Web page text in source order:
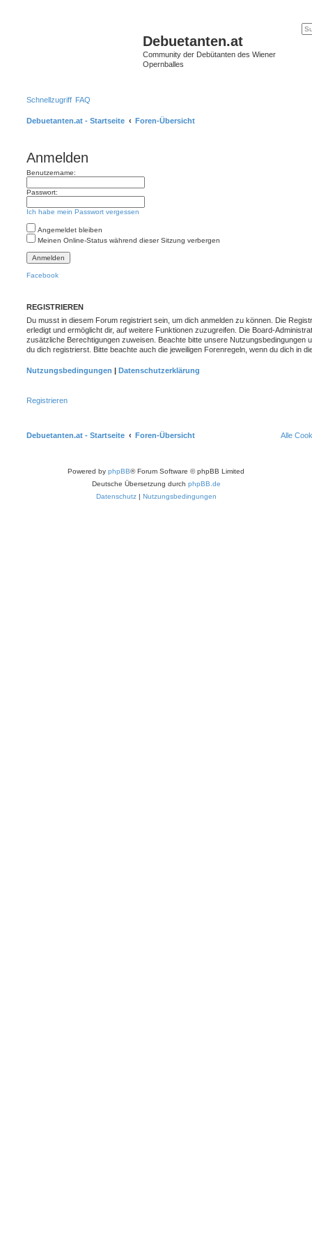
Debuetanten.at
Community der Debütanten des Wiener
Opernballes
Schnellzugriff FAQ
Debuetanten.at - Startseite Foren-Übersicht
Anmelden
Benutzername:
Passwort:
Ich habe mein Passwort vergessen
Angemeldet bleiben
Meinen Online-Status während dieser Sitzung verbergen
Facebook
REGISTRIEREN
Du musst in diesem Forum registriert sein, um dich anmelden zu können. Die
erledigt und ermöglicht dir, auf weitere Funktionen zuzugreifen. Die Board-
zusätzliche Berechtigungen zuweisen. Beachte bitte unsere Nutzungsbedingungen
du dich registrierst. Bitte beachte auch die jeweiligen Forenregeln, wenn du dich in
Nutzungsbedingungen | Datenschutzerklärung
Registrieren
Debuetanten.at - Startseite Foren-Übersicht Alle
Powered by phpBB® Forum Software © phpBB Limited
Deutsche Übersetzung durch phpBB.de
Datenschutz| Nutzungsbedingungen